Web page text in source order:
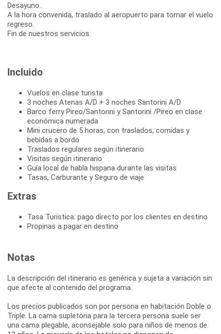
Desayuno.
A la hora convenida, traslado al aeropuerto para tomar el vuelo
regreso.
Fin de nuestros servicios.
Incluido
Vuelos en clase turista
3 noches Atenas A/D + 3 noches Santorini A/D
Barco ferry Pireo/Santorini y Santorini /Pireo en clase
económica numerada
Mini crucero de 5 horas, con traslados, comidas y
bebidas a bordo
Traslados regulares según itinerario
Visitas según itinerario
Guía local de habla hispana durante las visitas
Tasas, Carburante y Seguro de viaje
Extras
Tasa Turistica: pago directo por los clientes en destino
Propinas a pagar en destino
Notas
La descripción del itinerario es genérica y sujeta a variación sin
que afecte al contenido del programa.
Los precios publicados son por persona en habitación Doble o
Triple. La cama supletoria para la tercera persona suele ser
una cama plegable, aconsejable solo para niños de menos de